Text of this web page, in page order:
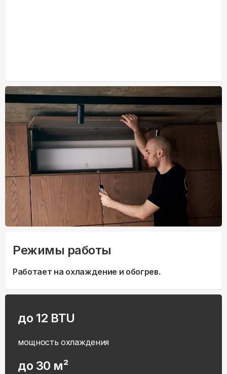
Режимы работы
Работает на охлаждение и обогрев.
до 12 BTU
мощность охлаждения
до 30 м²